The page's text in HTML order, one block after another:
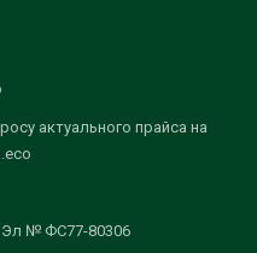
актуального прайса на
Эл № ФС77-80306